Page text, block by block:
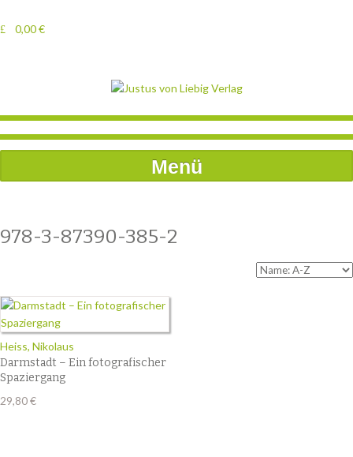
0,00€
Menü
978-3-87390-385-2
Heiss, Nikolaus
Darmstadt – Ein fotografischer
Spaziergang
29,80€